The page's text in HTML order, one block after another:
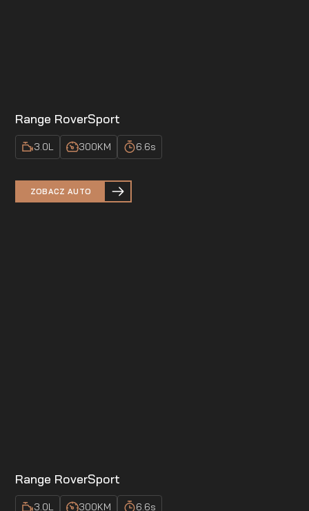
Range RoverSport
3.0L 300KM 6.6s
ZOBACZ AUTO
Range RoverSport
3.0L 300KM 6.6s